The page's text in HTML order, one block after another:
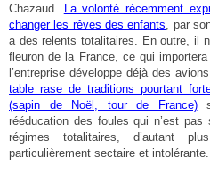
Chazaud. La volonté récemment
changer les rêves des enfants , par
a des relents totalitaires. En outre, il
fleuron de la France, ce qui
l’entreprise développe déjà des
table rase de traditions pourtant
(sapin de Noël, tour de France)
rééducation des foules qui n’est
régimes totalitaires, d’autant
particulièrement sectaire et intolérante.